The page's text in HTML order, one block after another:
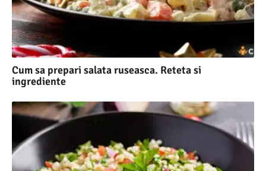
Cum sa prepari salata ruseasca. Reteta si
ingrediente